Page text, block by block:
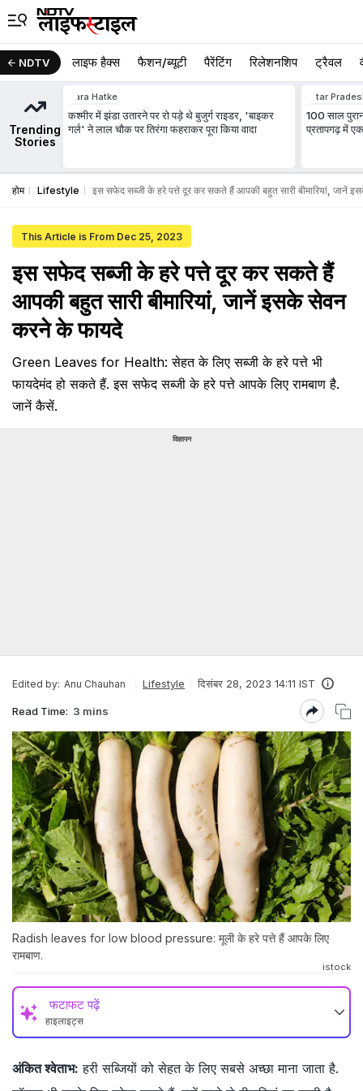
NDTV लाइफ हैक्स फैशन/ब्‍यूटी पैरेंटिंग रिलेशनशिप ट्रैवल
Trending
Stories
Zara Hatke
कश्मीर में झंडा उतारने पर रो पड़े थे बुजुर्ग राइडर, 'बाइकर
गर्ल' ने लाल चौक पर तिरंगा फहराकर पूरा किया वादा
Uttar
100 साल
प्रतापगढ़ में एक
होम Lifestyle इस सफेद सब्जी के हरे पत्ते दूर कर सकते हैं आपकी बहुत सारी बीमारियां, जानें
This Article is From Dec 25, 2023
इस सफेद सब्जी के हरे पत्ते दूर कर सकते हैं
आपकी बहुत सारी बीमारियां, जानें इसके सेवन
करने के फायदे
Green Leaves for Health: सेहत के लिए सब्जी के हरे पत्ते भी
फायदेमंद हो सकते हैं. इस सफेद सब्जी के हरे पत्ते आपके लिए रामबाण है.
जानें कैसें.
विज्ञापन
Edited by: Anu Chauhan Lifestyle दिसंबर 28, 2023 14:11 IST
Read Time: 3 mins
Radish leaves for low blood pressure: मूली के हरे पत्ते हैं आपके लिए
रामबाण.
istock
फटाफट पढ़ें
हाइलाइट्स
अंकित श्वेताभ: हरी सब्जियों को सेहत के लिए सबसे अच्छा माना जाता है.